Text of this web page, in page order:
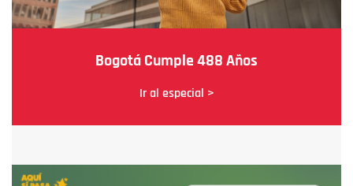
Bogotá Cumple 488 Años
Ir al especial >